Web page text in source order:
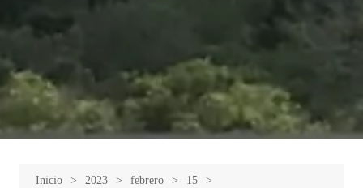
Inicio 2023 febrero
15